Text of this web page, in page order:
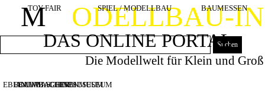
Direkt zum SeiteninhaltODELLBAU-
M
TOY FAIR SPIEL / MODELLBAU BAUMESSEN
DAS ONLINE PORTAL
Suchen
Die Modellwelt für Klein und Groß
BOUWMACHINES
BAUMASCHINENMUSEUM
EBIANUMBAGGERMUSEUM